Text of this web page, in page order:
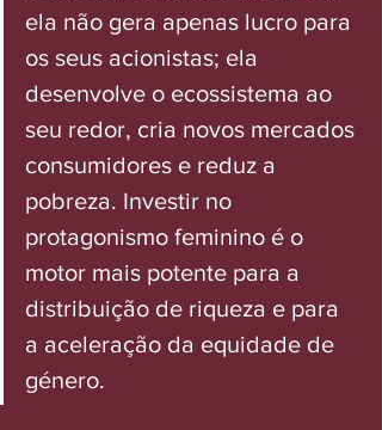
ela não gera apenas lucro para
os seus acionistas; ela
desenvolve o ecossistema ao
seu redor, cria novos mercados
consumidores e reduz a
pobreza. Investir no
protagonismo feminino é o
motor mais potente para a
distribuição de riqueza e para
a aceleração da equidade de
género.